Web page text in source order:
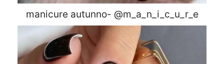
manicure autunno- @m_a_n_i_c_u_r_e